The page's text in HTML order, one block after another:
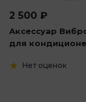
2 500 ₽
Аксессуар
для
Нет оценок